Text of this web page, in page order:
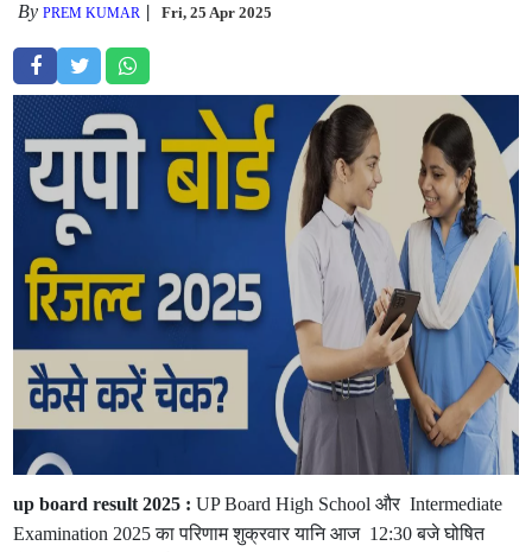
ByPREM KUMAR Fri, 25 Apr 2025
up board result 2025 :UP Board High School और Intermediate
Examination 2025 का परिणाम शुक्रवार यानि आज 12:30 बजे घोषित